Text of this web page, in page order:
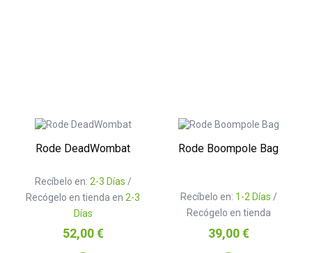
Rode DeadWombat
Recíbelo en: 2-3 Días /
Recógelo en tienda en 2-3
Días
Precio
52,00 €
Rode Boompole Bag
Recíbelo en: 1-2 Días /
Recógelo en tienda
Precio
39,00 €